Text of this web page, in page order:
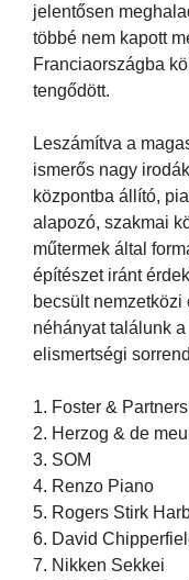
jelentősen
többé nem kapott
Franciaországba
tengődött.
Leszámítva a
ismerős nagy
központba állító,
alapozó, szakmai
műtermek által
építészet iránt
becsült
néhányat találunk
elismertségi
1. Foster & Partners
2. Herzog & de
3. SOM
4. Renzo Piano
5. Rogers Stirk
6. David
7. Nikken Sekkei